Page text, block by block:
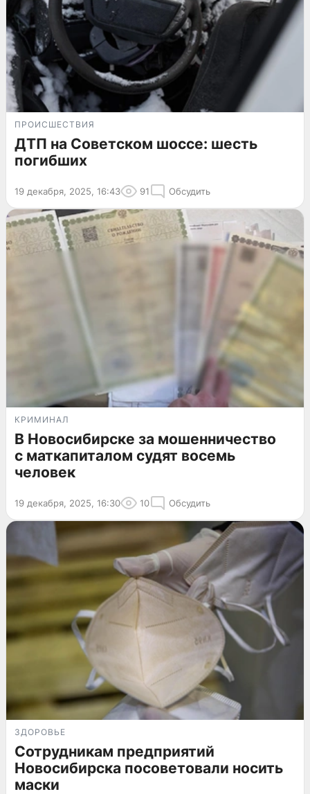
ПРОИСШЕСТВИЯ
ДТП на Советском шоссе: шесть
погибших
19 декабря, 2025, 16:43 91 Обсудить
КРИМИНАЛ
В Новосибирске за мошенничество
с маткапиталом судят восемь
человек
19 декабря, 2025, 16:30 10 Обсудить
ЗДОРОВЬЕ
Сотрудникам предприятий
Новосибирска посоветовали носить
маски